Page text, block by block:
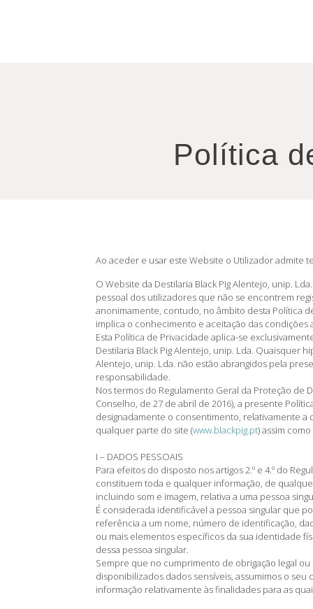
Política
Ao aceder e usar este Website o Utilizador
O Website da Destilaria Black Pig Alentejo, unip.
pessoal dos utilizadores que não se encontrem
anonimamente, contudo, no âmbito desta Política
implica o conhecimento e aceitação das
Esta Política de Privacidade aplica-se
Destilaria Black Pig Alentejo, unip. Lda. Quaisquer
Alentejo, unip. Lda. não estão abrangidos pela
responsabilidade.
Nos termos do Regulamento Geral da Proteção de
Conselho, de 27 de abril de 2016), a presente
designadamente o consentimento, relativamente
qualquer parte do site (www.blackpig.pt) assim
I – DADOS PESSOAIS
Para efeitos do disposto nos artigos 2.º e 4.º do
constituem toda e qualquer informação, de
incluindo som e imagem, relativa a uma pessoa
É considerada identificável a pessoa singular que
referência a um nome, número de identificação,
ou mais elementos específicos da sua identidade
dessa pessoa singular.
Sempre que no cumprimento de obrigação legal
disponibilizados dados sensíveis, assumimos o
informação relativamente às finalidades para as